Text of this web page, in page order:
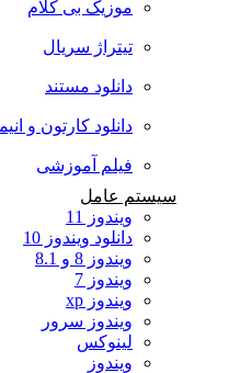
موزیک بی کلام
تیتراژ سریال
دانلود مستند
دانلود کارتون و
فیلم آموزشی
سیستم عامل
ویندوز 11
دانلود ویندوز 10
ویندوز 8 و 8.1
ویندوز 7
ویندوز xp
ویندوز سرور
لینوکس
ویندوز